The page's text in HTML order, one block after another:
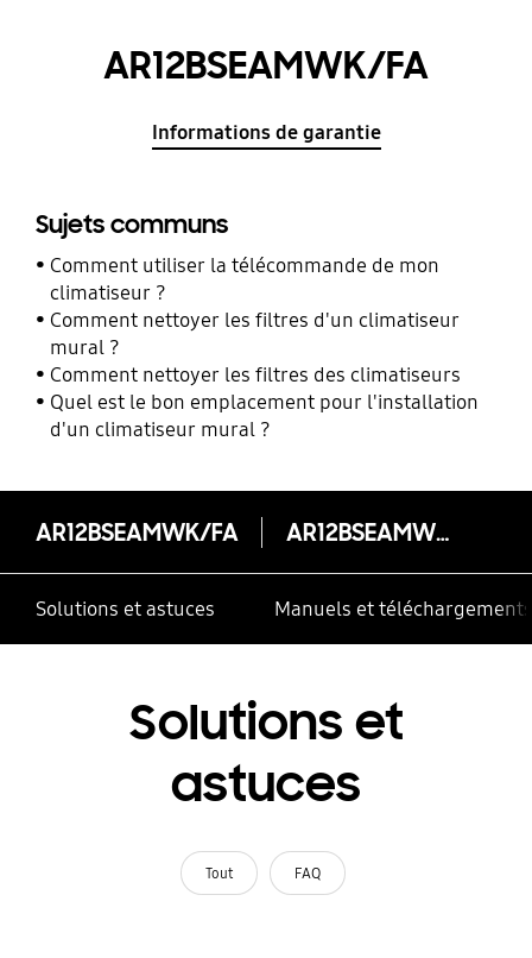
AR12BSEAMWK/FA
Informations de garantie
Sujets communs
Comment utiliser la télécommande de mon
climatiseur ?
Comment nettoyer les filtres d'un climatiseur
mural ?
Comment nettoyer les filtres des climatiseurs
Quel est le bon emplacement pour l'installation
d'un climatiseur mural ?
AR12BSEAMWK/FA AR12BSEAMWK/FA
Solutions et astuces Manuels et téléchargements
Solutions et
astuces
Tout FAQ